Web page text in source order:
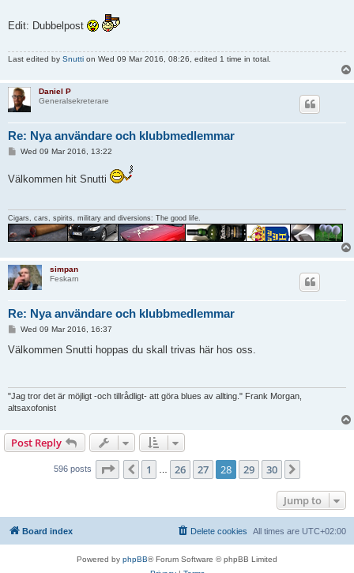
t
Edit: Dubbelpost
Last edited by Snutti on Wed 09 Mar 2016, 08:26, edited 1 time in total.
Daniel P
Generalsekreterare
Re: Nya användare och klubbmedlemmar
P
t
Wed 09 Mar 2016, 13:22
Välkommen hit Snutti
Cigars, cars, spirits, military and diversions: The good life.
simpan
Feskarn
Re: Nya användare och klubbmedlemmar
P
s
Wed 09 Mar 2016, 16:37
Välkommen Snutti hoppas du skall trivas här hos oss.
"Jag tror det är möjligt -och tillrådligt- att göra blues av allting." Frank Morgan,
altsaxofonist
Post Reply
596 posts Page 28 of 30
Previous
1 26 27 28 29 30
Jump to
Board index All times are UTC+02:00
Delete cookies
Powered by phpBB® Forum Software © phpBB Limited